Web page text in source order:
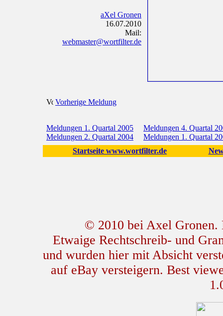
aXel Gronen
16.07.2010
Mail:
webmaster@wortfilter.de
Vorherige Meldung
Meldungen 1. Quartal 2005
Meldungen 4. Quartal
Meldungen 2. Quartal 2004
Meldungen 1. Quartal
Startseite www.wortfilter.de
© 2010 bei Axel Gronen.
Etwaige Rechtschreib- und
und wurden hier mit Absicht
auf eBay versteigern. Best